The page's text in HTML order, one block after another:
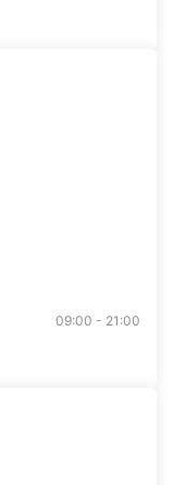
09:00 - 21:00